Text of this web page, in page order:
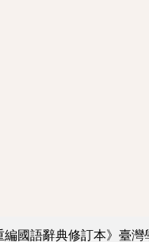
編國語辭典修訂本》臺灣